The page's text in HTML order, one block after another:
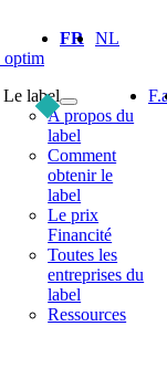
FR
NL
Le label
A propos du
label
Comment
obtenir le
label
Le prix
Financité
Toutes les
entreprises du
label
Ressources